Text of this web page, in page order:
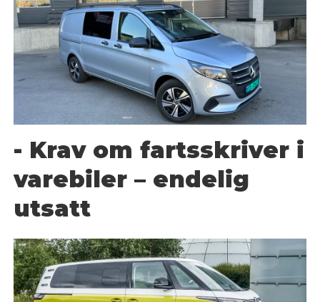
- Krav om fartsskriver i
varebiler – endelig
utsatt